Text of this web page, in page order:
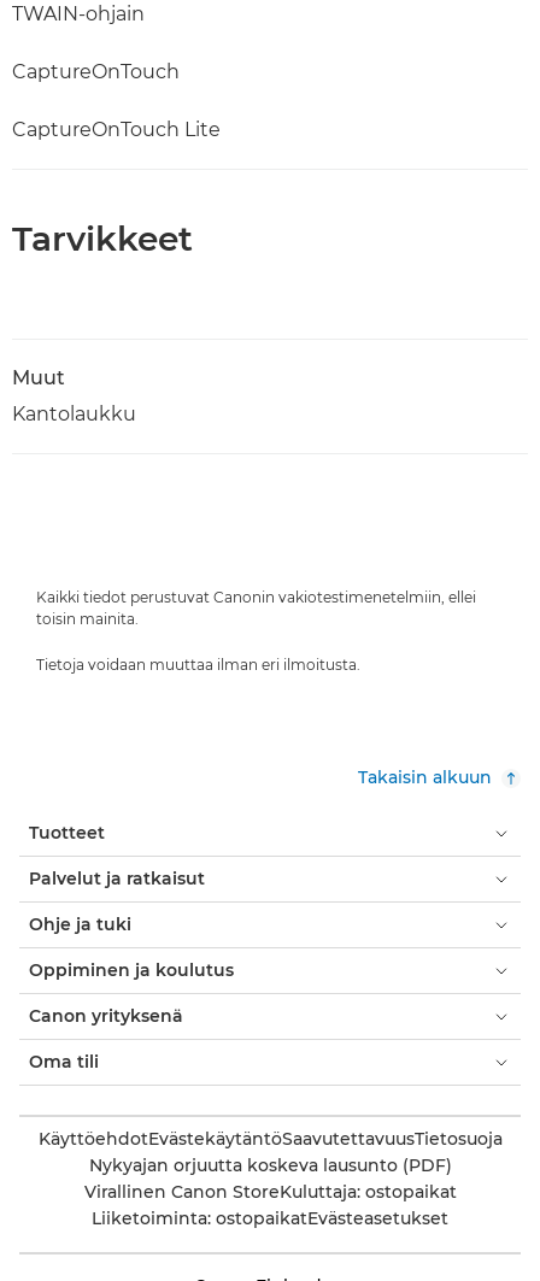
TWAIN-ohjain
CaptureOnTouch
CaptureOnTouch Lite
Tarvikkeet
Muut
Kantolaukku
Kaikki tiedot perustuvat Canonin vakiotestimenetelmiin, ellei
toisin mainita.
Tietoja voidaan muuttaa ilman eri ilmoitusta.
Takaisin alkuun
Tuotteet
Palvelut ja ratkaisut
Ohje ja tuki
Oppiminen ja koulutus
Canon yrityksenä
Oma tili
KäyttöehdotEvästekäytäntöSaavutettavuusTietosuoja
Nykyajan orjuutta koskeva lausunto (PDF)
Virallinen Canon StoreKuluttaja: ostopaikat
Liiketoiminta: ostopaikatEvästeasetukset